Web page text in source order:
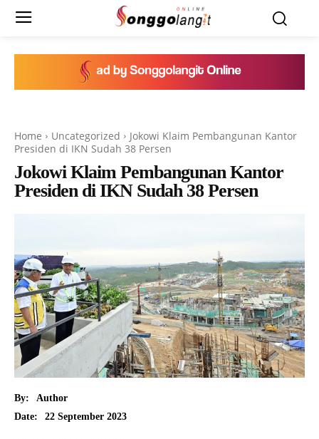
Home Uncategorized
Jokowi Klaim Pembangunan Kantor
Presiden di IKN Sudah 38 Persen
Jokowi Klaim Pembangunan Kantor
Presiden di IKN Sudah 38 Persen
By:
Author
Date:
22 September 2023